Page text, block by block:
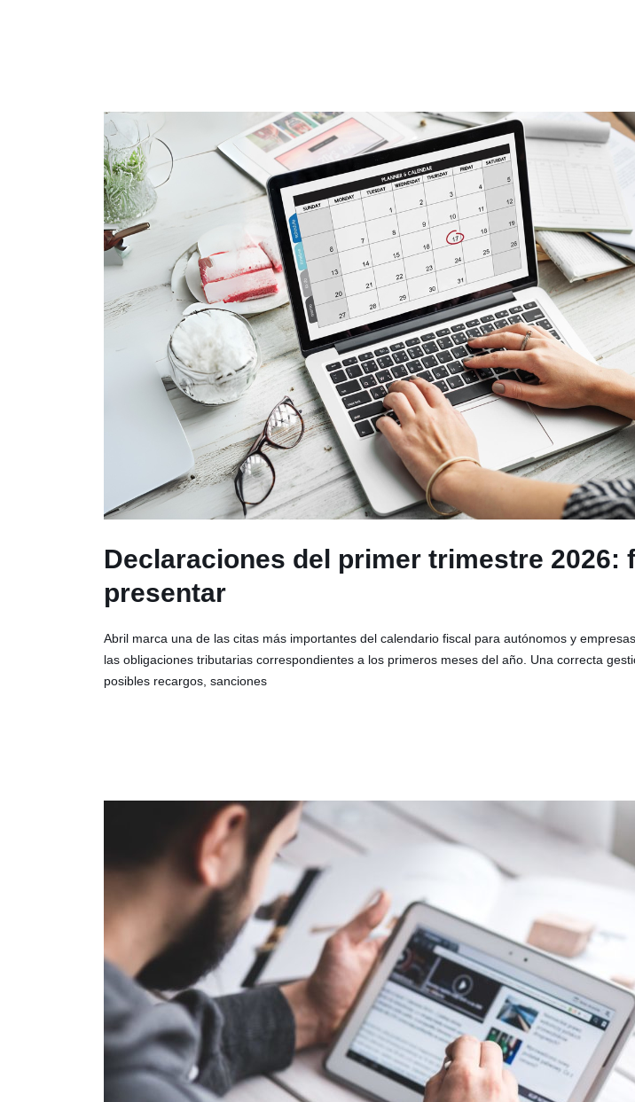
Declaraciones del primer trimestre 2026:
presentar
Abril marca una de las citas más importantes del calendario fiscal para autónomos y
las obligaciones tributarias correspondientes a los primeros meses del año. Una correcta
posibles recargos, sanciones